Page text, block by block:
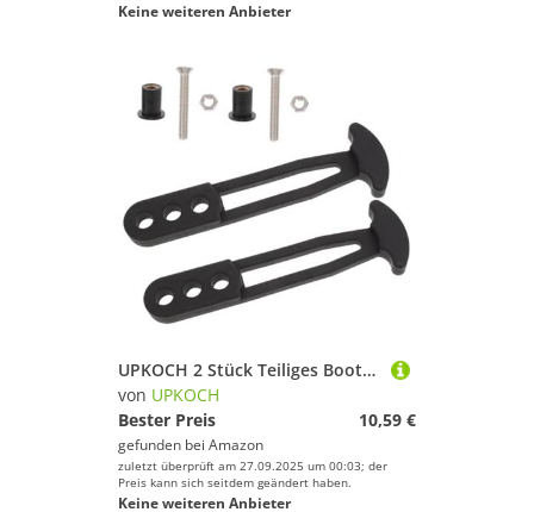
Keine weiteren Anbieter
UPKOCH 2 Stück Teiliges Bootstreppe Gummiband Fach Verstellbaren Löchern Stabile und Flexible Yacht Leiter Haltebänder für bei Teleskopleitern Installieren und Kompakt
von UPKOCH
Bester Preis
10,59 €
gefunden bei Amazon
zuletzt überprüft am 27.09.2025 um 00:03; der
Preis kann sich seitdem geändert haben.
Keine weiteren Anbieter